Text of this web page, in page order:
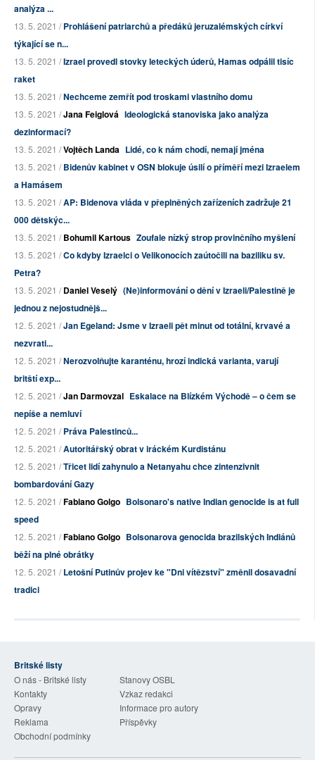
analýza ...
13. 5. 2021 /Prohlášení patriarchů a předáků jeruzalémských církví
týkající se n...
13. 5. 2021 /Izrael provedl stovky leteckých úderů, Hamas odpálil tisíc
raket
13. 5. 2021 /Nechceme zemřít pod troskami vlastního domu
13. 5. 2021 /Jana Feiglová Ideologická stanoviska jako analýza
dezinformací?
13. 5. 2021 /Vojtěch Landa Lidé, co k nám chodí, nemají jména
13. 5. 2021 /Bidenův kabinet v OSN blokuje úsilí o příměří mezi Izraelem
a Hamásem
13. 5. 2021 /AP: Bidenova vláda v přeplněných zařízeních zadržuje 21
000 dětskýc...
13. 5. 2021 /Bohumil Kartous Zoufale nízký strop provinčního myšlení
13. 5. 2021 /Co kdyby Izraelci o Velikonocích zaútočili na baziliku sv.
Petra?
13. 5. 2021 /Daniel Veselý (Ne)informování o dění v Izraeli/Palestině je
jednou z nejostudnějš...
12. 5. 2021 /Jan Egeland: Jsme v Izraeli pět minut od totální, krvavé a
nezvrati...
12. 5. 2021 /Nerozvolňujte karanténu, hrozí indická varianta, varují
britští exp...
12. 5. 2021 /Jan Darmovzal Eskalace na Blízkém Východě – o čem se
nepíše a nemluví
12. 5. 2021 /Práva Palestinců...
12. 5. 2021 /Autoritářský obrat v iráckém Kurdistánu
12. 5. 2021 /Třicet lidí zahynulo a Netanyahu chce zintenzivnit
bombardování Gazy
12. 5. 2021 /Fabiano Golgo Bolsonaro's native Indian genocide is at full
speed
12. 5. 2021 /Fabiano Golgo Bolsonarova genocida brazilských Indiánů
běží na plné obrátky
12. 5. 2021 /Letošní Putinův projev ke "Dni vítězství" změnil dosavadní
tradici
Britské listy
O nás - Britské listy
Stanovy OSBL
Kontakty
Vzkaz redakci
Opravy
Informace pro autory
Reklama
Příspěvky
Obchodní podmínky